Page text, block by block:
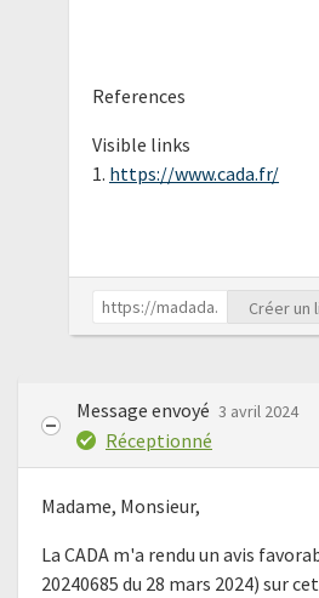
References
Visible links
1. https://www.cada.fr/
Créer un
Message envoyé 3 avril 2024
Réceptionné
Madame, Monsieur,
La CADA m'a rendu un avis
20240685 du 28 mars 2024) sur